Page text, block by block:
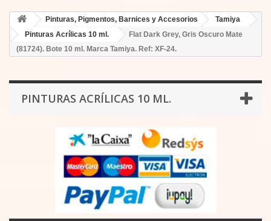
Pinturas, Pigmentos, Barnices y Accesorios
Tamiya
Pinturas Acrílicas 10 ml.
Flat Dark Grey, Gris Oscuro Mate
(81724). Bote 10 ml. Marca Tamiya. Ref: XF-24.
PINTURAS ACRÍLICAS 10 ML.